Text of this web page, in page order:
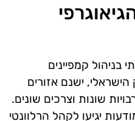
בניהול קמפיינים
ישנם אזורים
שונות וצרכים שונים.
יגיעו לקהל הרלוונטי